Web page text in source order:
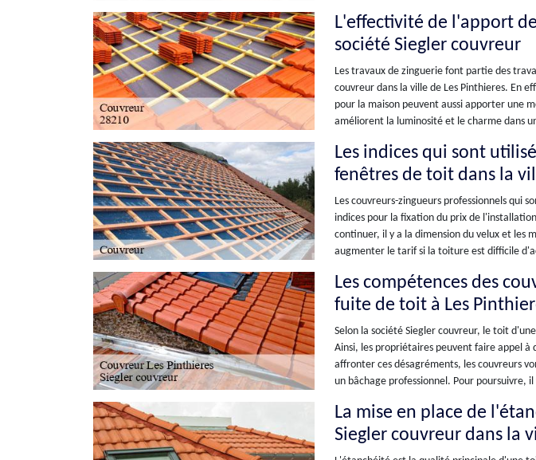
L'effectivité de l'apport
société Siegler couvreur
Les travaux de zinguerie font partie des
couvreur dans la ville de Les Pinthieres. En
pour la maison peuvent aussi apporter une
améliorent la luminosité et le charme dans
Les indices qui sont
fenêtres de toit dans la
Les couvreurs-zingueurs professionnels qui
indices pour la fixation du prix de
continuer, il y a la dimension du velux et les
augmenter le tarif si la toiture est difficile
Les compétences des
fuite de toit à Les
Selon la société Siegler couvreur, le toit
Ainsi, les propriétaires peuvent faire appel à
affronter ces désagréments, les couvreurs
un bâchage professionnel. Pour poursuivre,
La mise en place de
Siegler couvreur dans la